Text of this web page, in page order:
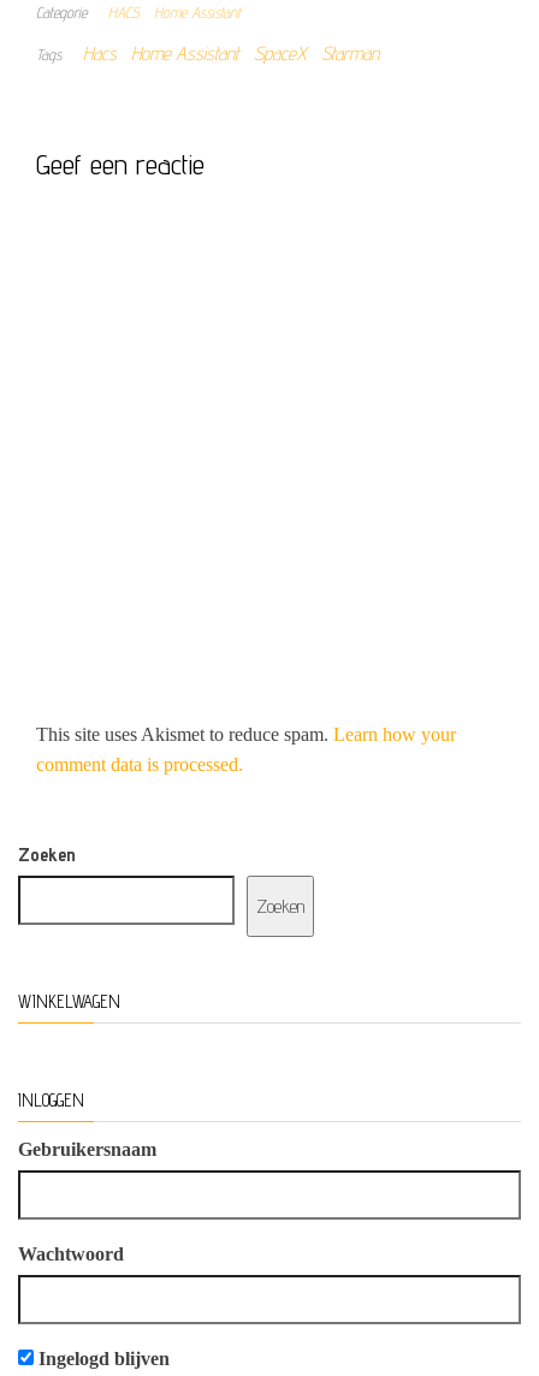
Categorie HACS Home Assistant
Tags Hacs Home Assistant SpaceX Starman
Geef een reactie
This site uses Akismet to reduce spam. Learn how your
comment data is processed.
Zoeken
Zoeken
WINKELWAGEN
INLOGGEN
Gebruikersnaam
Wachtwoord
Ingelogd blijven